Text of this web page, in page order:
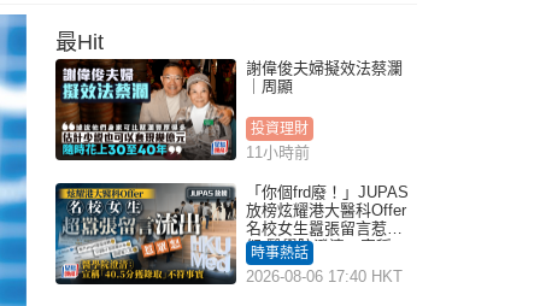
最Hit
謝偉俊夫婦擬效法蔡瀾
｜周顯
投資理財
11小時前
「你個frd廢！」JUPAS
放榜炫耀港大醫科Offer
名校女生囂張留言惹眾
怒 醫學院澄清：宣稱
「40.5分獲錄取」不符事
實｜Juicy叮
時事熱話
2026-08-06 17:40 HKT